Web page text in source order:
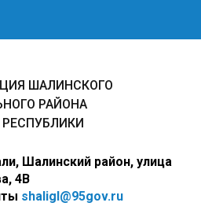
ШАЛИНСКОГО
РАЙОНА
Шалинский район, улица
4В
shaligl@95gov.ru